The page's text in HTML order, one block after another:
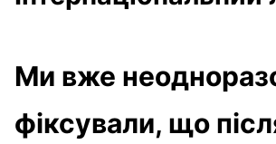
Ми вже
фіксували, що